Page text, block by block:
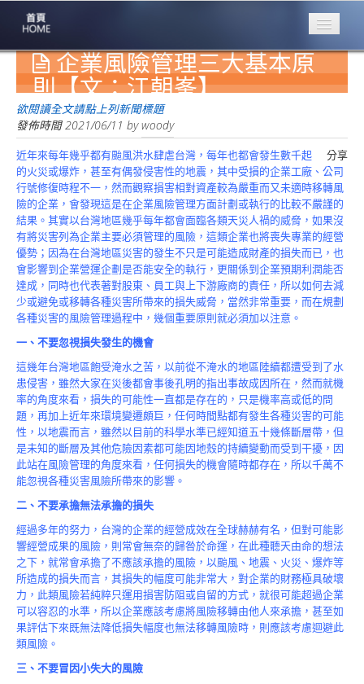
專業豐林
Professional
保險大家談
1386集
台灣商業保險
第一品牌
關於豐林
About
服務項目
Service
火災保額
估算系統
商品簡介
Product
企業風險管理三大基本原
則【文：江朝峯】
欲閱讀全文請點上列新聞標題
發佈時間2021/06/11 bywoody
分享
近年來每年幾乎都有颱風洪水肆虐台灣，每年也都會發生數千起
的火災或爆炸，甚至有偶發侵害性的地震，其中受損的企業工廠、公司
行號修復時程不一，然而觀察損害相對資產較為嚴重而又未適時移轉風
險的企業，會發現這是在企業風險管理方面計劃或執行的比較不嚴謹的
結果。其實以台灣地區幾乎每年都會面臨各類天災人禍的威脅，如果沒
有將災害列為企業主要必須管理的風險，這類企業也將喪失專業的經營
優勢；因為在台灣地區災害的發生不只是可能造成財產的損失而已，也
會影響到企業營運企劃是否能安全的執行，更關係到企業預期利潤能否
達成，同時也代表著對股東、員工與上下游廠商的責任，所以如何去減
少或避免或移轉各種災害所帶來的損失威脅，當然非常重要，而在規劃
各種災害的風險管理過程中，幾個重要原則就必須加以注意。
一、不要忽視損失發生的機會
這幾年台灣地區飽受淹水之苦，以前從不淹水的地區陸續都遭受到了水
患侵害，雖然大家在災後都會事後孔明的指出事故成因所在，然而就機
率的角度來看，損失的可能性一直都是存在的，只是機率高或低的問
題，再加上近年來環境變遷頗巨，任何時間點都有發生各種災害的可能
性，以地震而言，雖然以目前的科學水準已經知道五十幾條斷層帶，但
是未知的斷層及其他危險因素都可能因地殼的持續變動而受到干擾，因
此站在風險管理的角度來看，任何損失的機會隨時都存在，所以千萬不
能忽視各種災害風險所帶來的影響。
二、不要承擔無法承擔的損失
經過多年的努力，台灣的企業的經營成效在全球赫赫有名，但對可能影
響經營成果的風險，則常會無奈的歸咎於命運，在此種聽天由命的想法
之下，就常會承擔了不應該承擔的風險，以颱風、地震、火災、爆炸等
所造成的損失而言，其損失的幅度可能非常大，對企業的財務極具破壞
力，此類風險若純粹只運用損害防阻或自留的方式，就很可能超過企業
可以容忍的水準，所以企業應該考慮將風險移轉由他人來承擔，甚至如
果評估下來既無法降低損失幅度也無法移轉風險時，則應該考慮迴避此
類風險。
三、不要冒因小失大的風險